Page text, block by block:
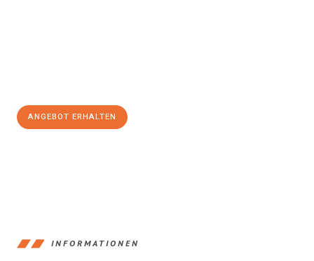
ANGEBOT ERHALTEN
INFORMATIONEN